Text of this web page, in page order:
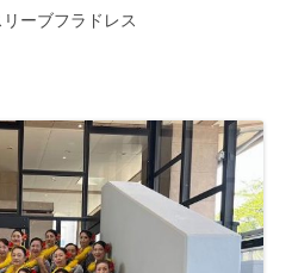
ーブフラドレス